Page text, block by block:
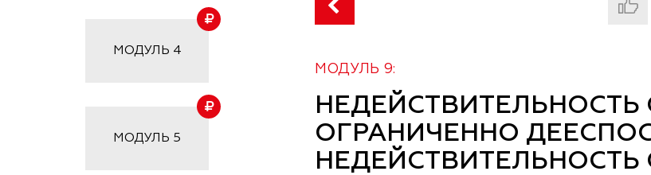
МОДУЛЬ 4
МОДУЛЬ 5
МОДУЛЬ 9:
ОГРАНИЧЕННО